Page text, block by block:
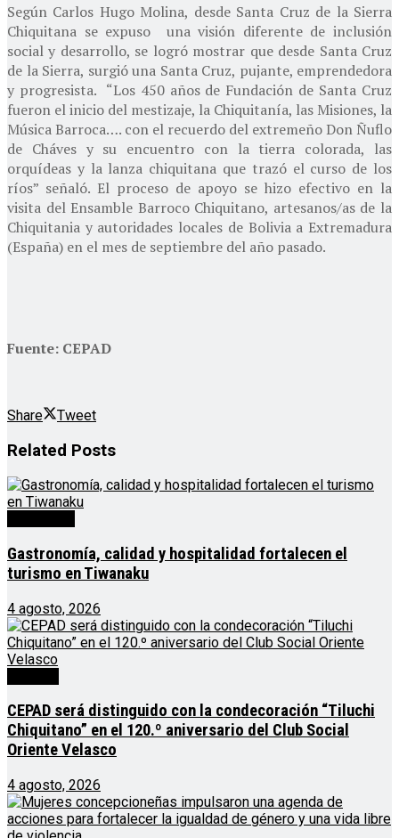
Según Carlos Hugo Molina, desde Santa Cruz de la Sierra
Chiquitana se expuso una visión diferente de inclusión
social y desarrollo, se logró mostrar que desde Santa Cruz
de la Sierra, surgió una Santa Cruz, pujante, emprendedora
y progresista. “Los 450 años de Fundación de Santa Cruz
fueron el inicio del mestizaje, la Chiquitanía, las Misiones, la
Música Barroca…. con el recuerdo del extremeño Don Ñuflo
de Cháves y su encuentro con la tierra colorada, las
orquídeas y la lanza chiquitana que trazó el curso de los
ríos” señaló. El proceso de apoyo se hizo efectivo en la
visita del Ensamble Barroco Chiquitano, artesanos/as de la
Chiquitania y autoridades locales de Bolivia a Extremadura
(España) en el mes de septiembre del año pasado.
Fuente: CEPAD
Share Tweet
Related Posts
Gastronomía, calidad y hospitalidad fortalecen el
turismo en Tiwanaku
4 agosto, 2026
CEPAD será distinguido con la condecoración “Tiluchi
Chiquitano” en el 120.º aniversario del Club Social
Oriente Velasco
4 agosto, 2026